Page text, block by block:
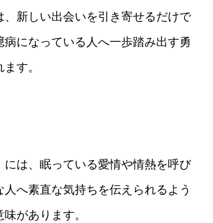
、新しい出会いを引き寄せるだけで
病になっている人へ一歩踏み出す勇
す。
には、眠っている愛情や情熱を呼び
人へ素直な気持ちを伝えられるよう
があります。